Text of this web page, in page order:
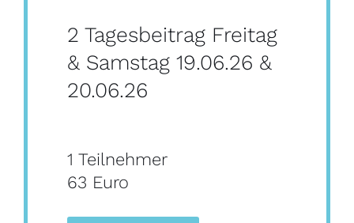
2 Tagesbeitrag Freitag
& Samstag 19.06.26 &
20.06.26
1 Teilnehmer
63 Euro